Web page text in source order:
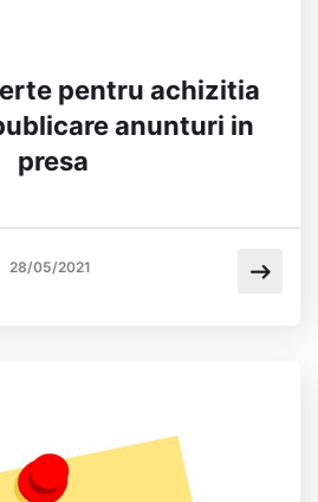
pentru achizitia
anunturi in
presa
28/05/2021